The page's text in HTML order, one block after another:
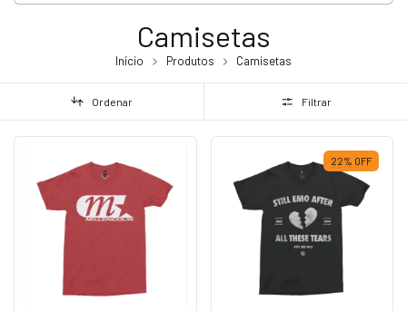
Camisetas
Início Produtos Camisetas
Ordenar Filtrar
22% OFF